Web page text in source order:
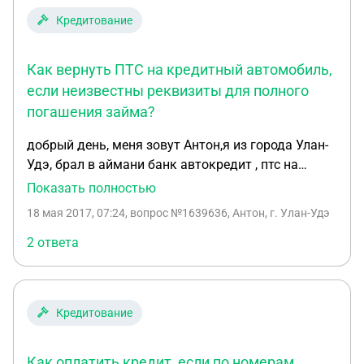
Кредитование
Как вернуть ПТС на кредитный автомобиль,
если неизвестны реквизиты для полного
погашения займа?
добрый день, меня зовут Антон,я из города Улан-
Удэ, брал в аймани банк автокредит , птс на
автомобиль остался у банка,в данный момент я
знаю на какие реквезиты и какому банку
оплатить , как мне вернуть ПТС на мой
автомобиль. Спасибо
Показать полностью
18 мая 2017, 07:24, вопрос №1639636, Антон, г. Улан-Удэ
2 ответа
Кредитование